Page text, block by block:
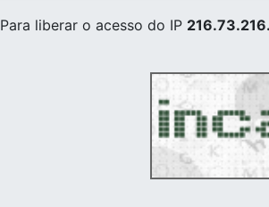
Para liberar o acesso do IP